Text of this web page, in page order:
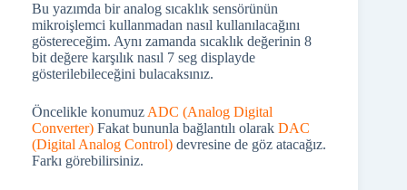
Bu yazımda bir analog sıcaklık sensörünün
mikroişlemci kullanmadan nasıl kullanılacağını
göstereceğim. Aynı zamanda sıcaklık değerinin 8
bit değere karşılık nasıl 7 seg displayde
gösterilebileceğini bulacaksınız.
Öncelikle konumuz ADC (Analog Digital
Converter) Fakat bununla bağlantılı olarak DAC
(Digital Analog Control) devresine de göz atacağız.
Farkı görebilirsiniz.